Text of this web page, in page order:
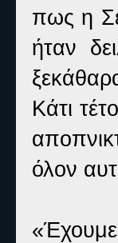
πως η
ήταν
Κάτι
όλον